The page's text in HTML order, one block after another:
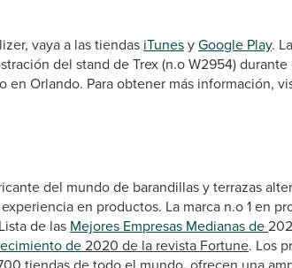
vaya a las tiendas iTunesyGoogle Play.
del stand de Trex (n.o W2954) durante
en Orlando. Para obtener más información,
del mundo de barandillas y terrazas
en productos. La marca n.o 1 en
de las Mejores Empresas Medianas de
de2020 de la revista Fortune. Los